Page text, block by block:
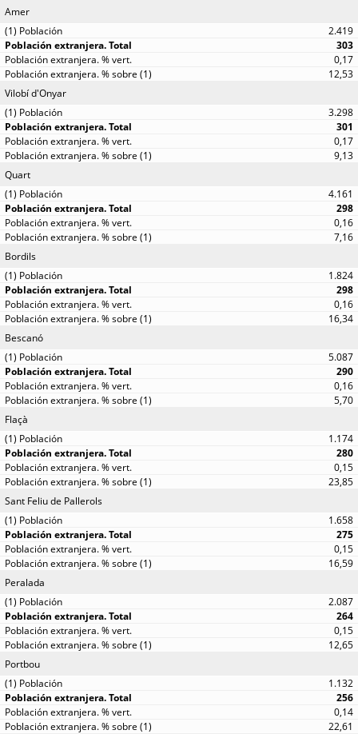
Amer
2.419
303
0,17
12,53
Vilobí d'Onyar
3.298
301
0,17
9,13
Quart
4.161
298
0,16
7,16
Bordils
1.824
298
0,16
16,34
Bescanó
5.087
290
0,16
5,70
Flaçà
1.174
280
0,15
23,85
Sant Feliu de Pallerols
1.658
275
0,15
16,59
Peralada
2.087
264
0,15
12,65
Portbou
1.132
256
0,14
22,61